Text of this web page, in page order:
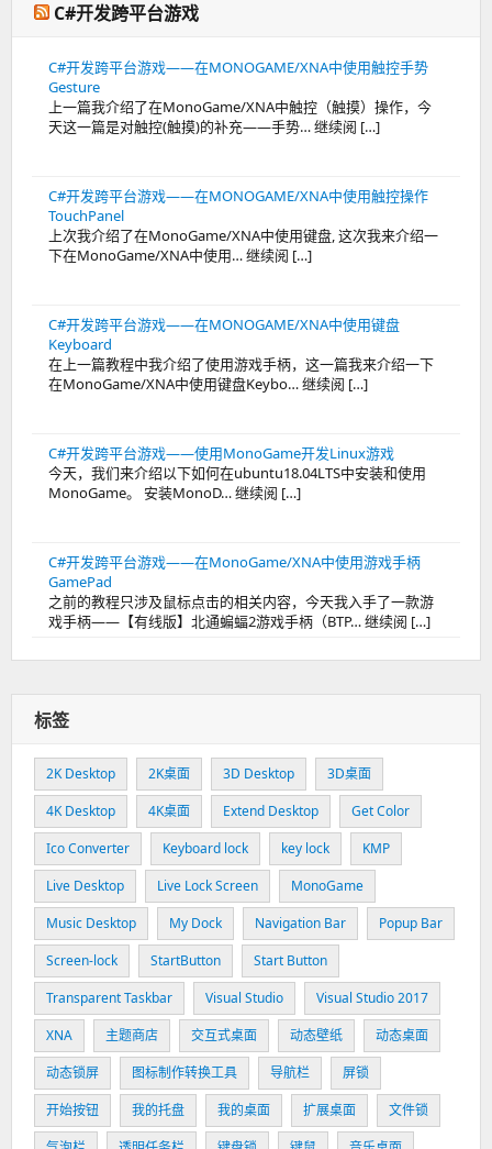
C#开发跨平台游戏
C#开发跨平台游戏——在MONOGAME/XNA中使用触控手势
Gesture
上一篇我介绍了在MonoGame/XNA中触控（触摸）操作，今
天这一篇是对触控(触摸)的补充——手势… 继续阅 […]
C#开发跨平台游戏——在MONOGAME/XNA中使用触控操作
TouchPanel
上次我介绍了在MonoGame/XNA中使用键盘, 这次我来介绍一
下在MonoGame/XNA中使用… 继续阅 […]
C#开发跨平台游戏——在MONOGAME/XNA中使用键盘
Keyboard
在上一篇教程中我介绍了使用游戏手柄，这一篇我来介绍一下
在MonoGame/XNA中使用键盘Keybo… 继续阅 […]
C#开发跨平台游戏——使用MonoGame开发Linux游戏
今天，我们来介绍以下如何在ubuntu18.04LTS中安装和使用
MonoGame。 安装MonoD… 继续阅 […]
C#开发跨平台游戏——在MonoGame/XNA中使用游戏手柄
GamePad
之前的教程只涉及鼠标点击的相关内容，今天我入手了一款游
戏手柄——【有线版】北通蝙蝠2游戏手柄（BTP… 继续阅 […]
标签
2K Desktop 2K桌面 3D Desktop
3D桌面
4K Desktop
4K桌面 Extend Desktop
Get Color
Ico Converter
Keyboard lock key lock
KMP
Live Desktop
Live Lock Screen
MonoGame
Music Desktop
My Dock Navigation Bar
Popup Bar
Screen-lock
StartButton
Start Button
Transparent Taskbar
Visual Studio
Visual Studio 2017
XNA
主题商店 交互式桌面 动态壁纸
动态桌面
动态锁屏
图标制作转换工具 导航栏
屏锁
开始按钮
我的托盘 我的桌面 扩展桌面
文件锁